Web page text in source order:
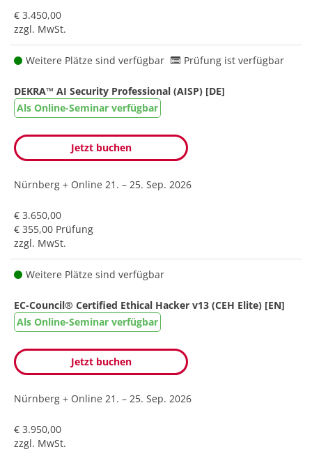
€ 3.450,00
zzgl. MwSt.
Weitere Plätze sind verfügbar Prüfung ist verfügbar
DEKRA™ AI Security Professional (AISP) [DE]
Als Online-Seminar verfügbar
Jetzt buchen
Nürnberg + Online 21. – 25. Sep. 2026
€ 3.650,00
€ 355,00 Prüfung
zzgl. MwSt.
Weitere Plätze sind verfügbar
EC-Council® Certified Ethical Hacker v13 (CEH Elite) [EN]
Als Online-Seminar verfügbar
Jetzt buchen
Nürnberg + Online 21. – 25. Sep. 2026
€ 3.950,00
zzgl. MwSt.